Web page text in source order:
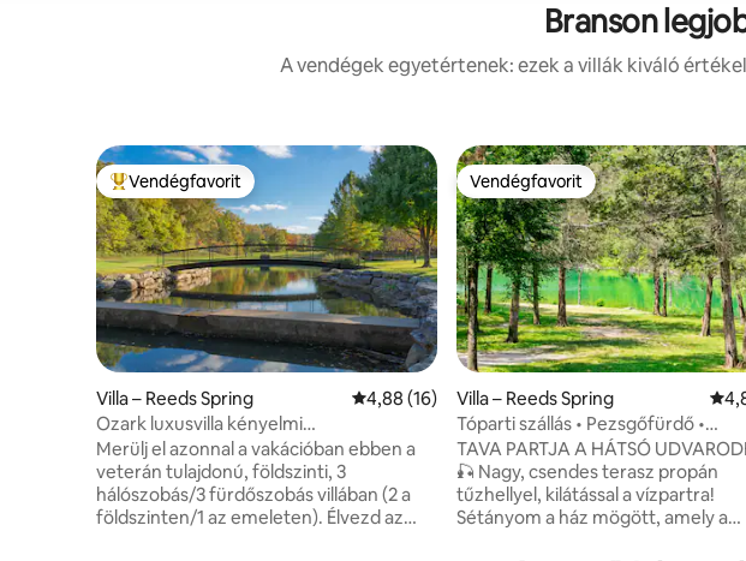
Branson
A vendégek egyetértenek: ezek a villák kiváló
Kiemelt vendégfavorit
Vendégfavorit
Villa – Reeds Spring Átlagos értékelés: 5/4,88, 16 vélemény
4,88 (16)
Ozark luxusvilla kényelmi
szolgáltatásokkal, percekre az SDC-től
Merülj el azonnal a vakációban ebben a
veterán tulajdonú, földszinti, 3
hálószobás/3 fürdőszobás villában (2 a
földszinten/1 az emeleten). Élvezd az
Vendégfavorit
Vendégfavorit
Villa – Reeds Spring
Tóparti szállás • Pezsgőfürdő •
Játékszoba • Elkerített udvar
TAVA PARTJA A HÁTSÓ
🎣 Nagy, csendes terasz propán
tűzhellyel, kilátással a vízpartra!
Sétányom a ház mögött, amely a